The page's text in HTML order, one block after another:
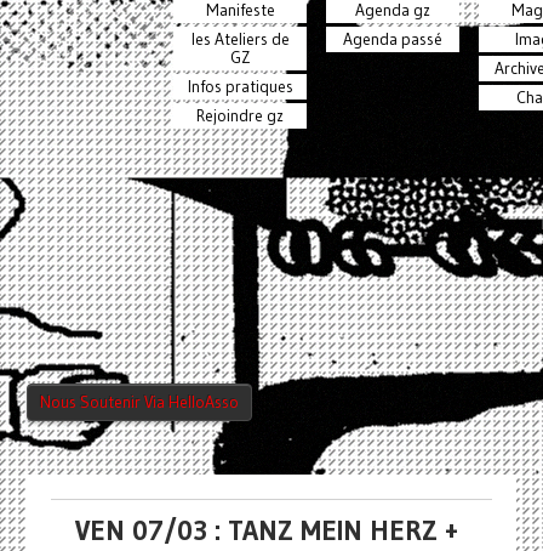
Manifeste
les Ateliers de
GZ
Infos pratiques
Rejoindre gz
Agenda gz
Agenda passé
Nous Soutenir Via HelloAsso
VEN 07/03 : TANZ MEIN HERZ +